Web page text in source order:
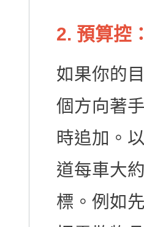
2. 預算控
如果你的
個方向著
時追加。
道每車大
標。例如